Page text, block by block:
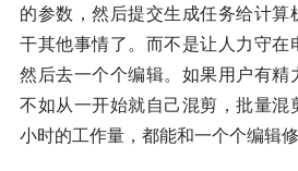
的参数，然后提交生成任务给计算
干其他事情了。而不是让人力守在
然后去一个个编辑。如果用户有精
不如从一开始就自己混剪，批量混
小时的工作量，都能和一个个编辑修